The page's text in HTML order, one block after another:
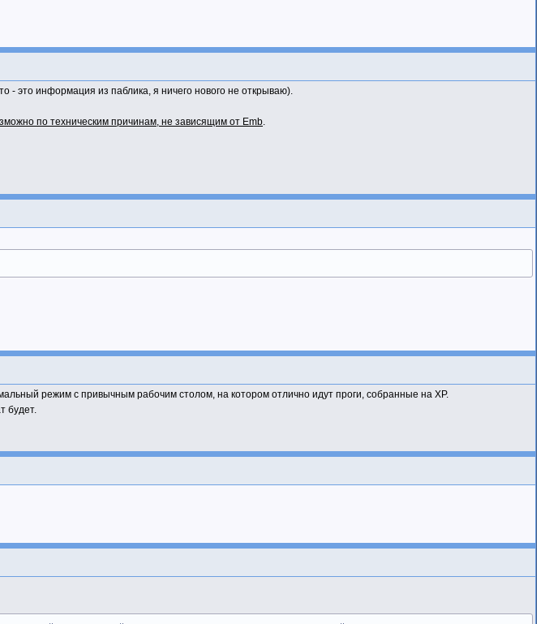
- это информация из паблика, я ничего нового не открываю).
по техническим причинам, не зависящим от Emb
режим с привычным рабочим столом, на котором отлично идут проги, собранные на ХР.
будет.